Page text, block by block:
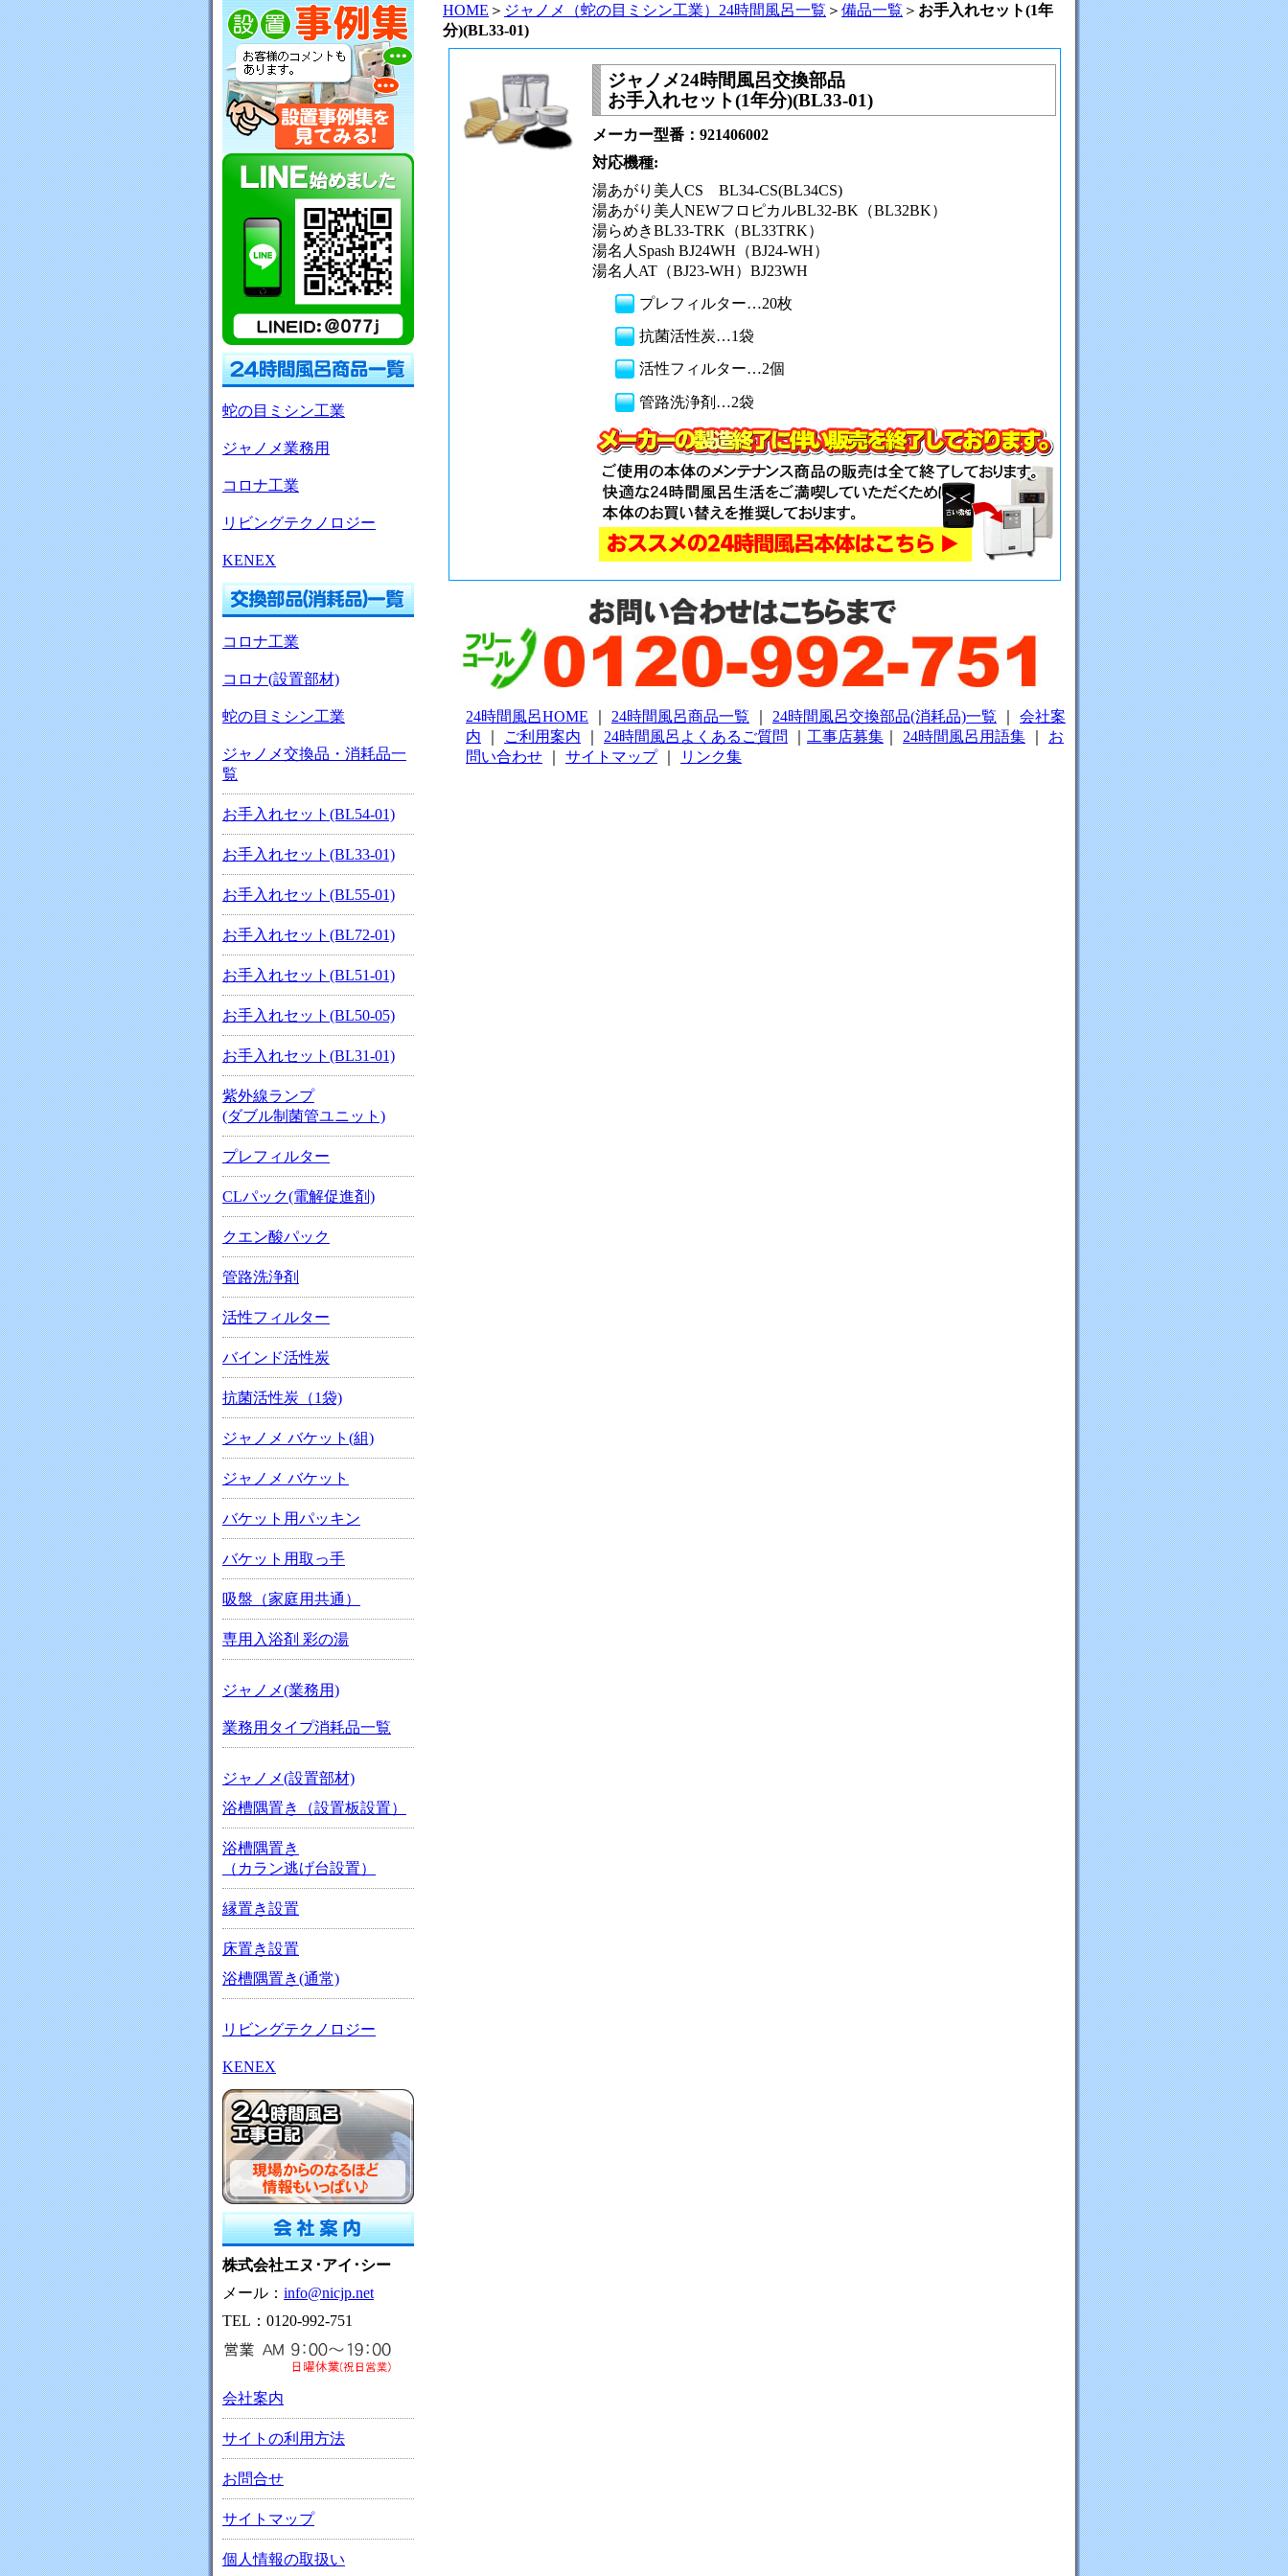
HOME ＞ ジャノメ（蛇の目ミシン工業）24時間風呂一覧 ＞ 備品一覧 ＞ お手入れセット(1年
分)(BL33-01)
ジャノメ24時間風呂交換部品
お手入れセット(1年分)(BL33-01)
メーカー型番：921406002
対応機種:
湯あがり美人CS BL34-CS(BL34CS)
湯あがり美人NEWフロピカルBL32-BK（BL32BK）
湯らめきBL33-TRK（BL33TRK）
湯名人Spash BJ24WH（BJ24-WH）
湯名人AT（BJ23-WH）BJ23WH
プレフィルター…20枚
抗菌活性炭…1袋
活性フィルター…2個
管路洗浄剤…2袋
24時間風呂HOME 24時間風呂商品一覧 24時間風呂交換部品(消耗品)一覧
会社案
内
ご利用案内 24時間風呂よくあるご質問 工事店募集 24時間風呂用語集
お
問い合わせ
サイトマップ リンク集
蛇の目ミシン工業
ジャノメ業務用
コロナ工業
リビングテクノロジー
KENEX
コロナ工業
コロナ(設置部材)
蛇の目ミシン工業
ジャノメ交換品・消耗品一
覧
お手入れセット(BL54-01)
お手入れセット(BL33-01)
お手入れセット(BL55-01)
お手入れセット(BL72-01)
お手入れセット(BL51-01)
お手入れセット(BL50-05)
お手入れセット(BL31-01)
紫外線ランプ
(ダブル制菌管ユニット)
プレフィルター
CLパック(電解促進剤)
クエン酸パック
管路洗浄剤
活性フィルター
バインド活性炭
抗菌活性炭（1袋)
ジャノメ バケット(組)
ジャノメ バケット
バケット用パッキン
バケット用取っ手
吸盤（家庭用共通）
専用入浴剤 彩の湯
ジャノメ(業務用)
業務用タイプ消耗品一覧
ジャノメ(設置部材)
浴槽隅置き（設置板設置）
浴槽隅置き
（カラン逃げ台設置）
縁置き設置
床置き設置
浴槽隅置き(通常)
リビングテクノロジー
KENEX
株式会社エヌ･アイ･シー
メール： info@nicjp.net
TEL：0120-992-751
会社案内
サイトの利用方法
お問合せ
サイトマップ
個人情報の取扱い